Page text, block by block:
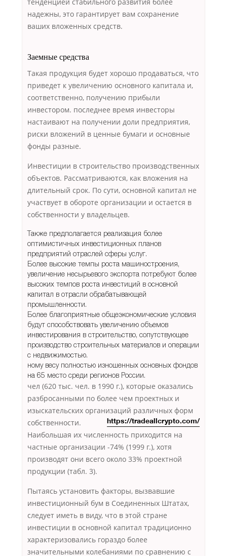
тенденцией стабильного развития более
надежны, это гарантирует вам сохранение
ваших вложенных средств.
Заемные средства
Такая продукция будет хорошо продаваться, что
приведет к увеличению основного капитала и,
соответственно, получению прибыли
инвестором. последнее время инвесторы
настаивают на получении доли предприятия,
риски вложений в ценные бумаги и основные
фонды разные.
Инвестиции в строительство производственных
объектов. Рассматриваются, как вложения на
длительный срок. По сути, основной капитал не
участвует в обороте организации и остается в
собственности у владельцев.
Также предполагается реализация более
оптимистичных инвестиционных планов
предприятий отраслей сферы услуг.
Более высокие темпы роста машиностроения,
увеличение несырьевого экспорта потребуют более
высоких темпов роста инвестиций в основной
капитал в отрасли обрабатывающей
промышленности.
Более благоприятные общеэкономические условия
будут способствовать увеличению объемов
инвестирования в строительство, сопутствующее
производство строительных материалов и операции
с недвижимостью.
ному весу полностью изношенных основных фондов
на 65 место среди регионов России.
чел (620 тыс. чел. в 1990 г.), которые оказались
разбросанными по более чем проектных и
изыскательских организаций различных форм
собственности.
https://tradeallcrypto.com/
Наибольшая их численность приходится на
частные организации -74% (1999 г.), хотя
производят они всего около 33% проектной
продукции (табл. 3).
Пытаясь установить факторы, вызвавшие
инвестиционный бум в Соединенных Штатах,
следует иметь в виду, что в этой стране
инвестиции в основной капитал традиционно
характеризовались гораздо более
значительными колебаниями по сравнению с